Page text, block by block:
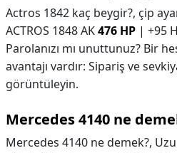
Actros 1842 kaç beygir?, çip
ACTROS 1848 AK476 HP | +95
Parolanızı mı unuttunuz? Bir
avantajı vardır: Sipariş ve
görüntüleyin.
Mercedes 4140 ne
Mercedes 4140 ne demek?,